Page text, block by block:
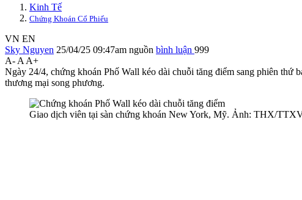
Kinh Tế
Chứng Khoán Cổ Phiếu
VN EN
Sky Nguyen 25/04/25 09:47am nguồn bình luận 999
A- A A+
Ngày 24/4, chứng khoán Phố Wall kéo dài chuỗi tăng điểm sang phiên thứ
thương mại song phương.
Giao dịch viên tại sàn chứng khoán New York, Mỹ. Ảnh: THX/